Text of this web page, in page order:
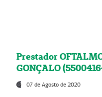
Prestador
GONÇALO
07 de Agosto de 2020